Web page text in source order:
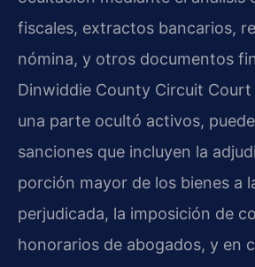
fiscales, extractos bancarios,
nómina, y otros documentos
Dinwiddie County Circuit
una parte ocultó activos,
sanciones que incluyen la
porción mayor de los bienes a
perjudicada, la imposición de
honorarios de abogados, y en